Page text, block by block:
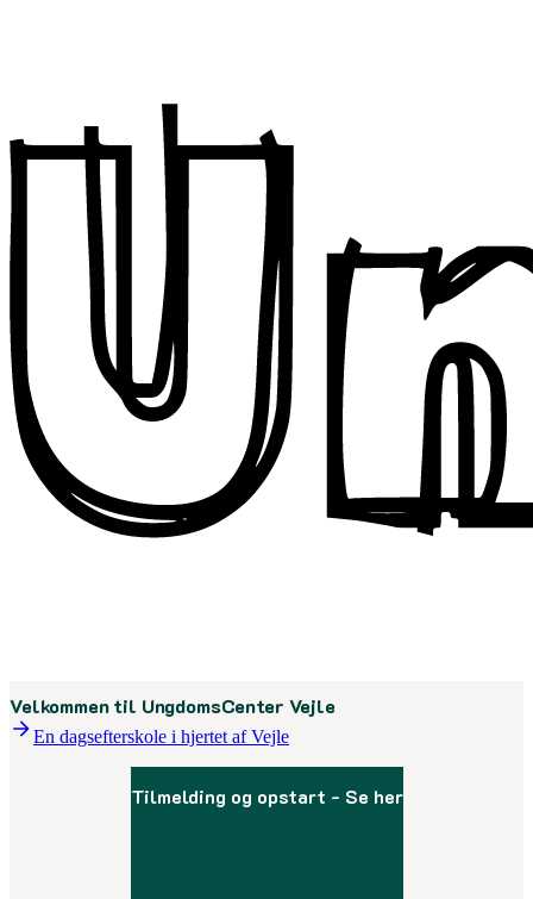
Velkommen til UngdomsCenter Vejle
En dagsefterskole i hjertet af Vejle
Tilmelding og opstart - Se her